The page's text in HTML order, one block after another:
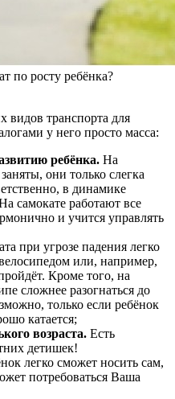
по росту ребёнка?
видов транспорта для
у него просто масса:
ребёнка. На
они только слегка
в динамике
самокате работают все
и учится управлять
при угрозе падения легко
или, например,
Кроме того, на
сложнее разогнаться до
только если ребёнок
катается;
возраста. Есть
детишек!
легко сможет носить сам,
потребоваться Ваша